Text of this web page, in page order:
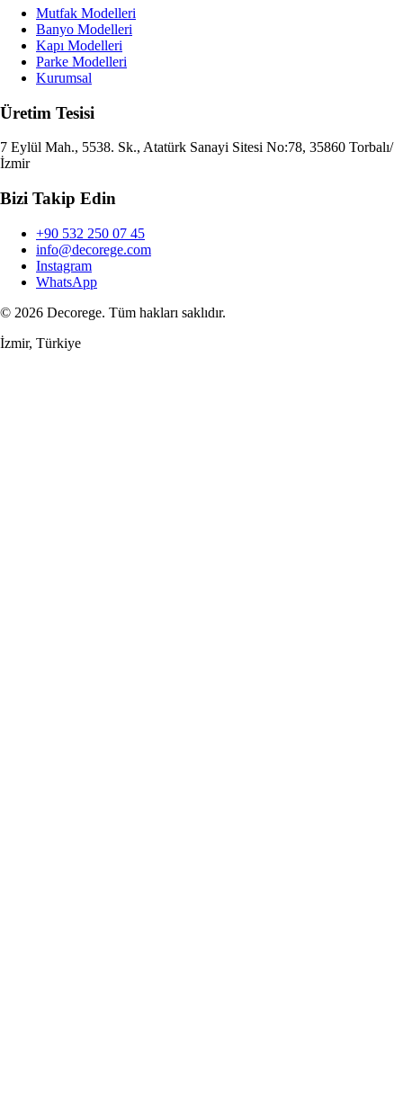
Mutfak Modelleri
Banyo Modelleri
Kapı Modelleri
Parke Modelleri
Kurumsal
Üretim Tesisi
7 Eylül Mah., 5538. Sk., Atatürk Sanayi Sitesi No:78, 35860 Torbalı/
İzmir
Bizi Takip Edin
+90 532 250 07 45
info@decorege.com
Instagram
WhatsApp
© 2026 Decorege. Tüm hakları saklıdır.
İzmir, Türkiye